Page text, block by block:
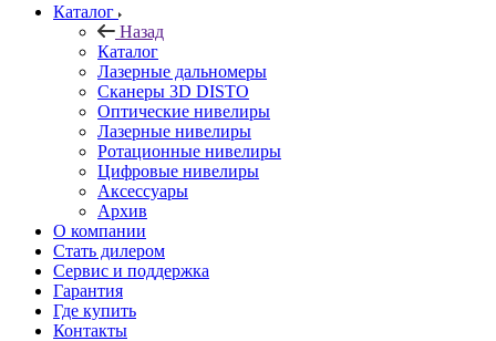
Каталог
Назад
Каталог
Лазерные дальномеры
Сканеры 3D DISTO
Оптические нивелиры
Лазерные нивелиры
Ротационные нивелиры
Цифровые нивелиры
Аксессуары
Архив
О компании
Стать дилером
Сервис и поддержка
Гарантия
Где купить
Контакты